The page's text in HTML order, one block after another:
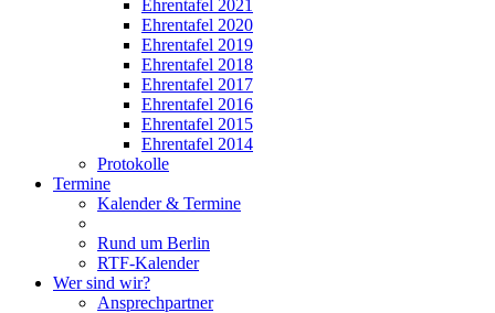
Ehrentafel 2021
Ehrentafel 2020
Ehrentafel 2019
Ehrentafel 2018
Ehrentafel 2017
Ehrentafel 2016
Ehrentafel 2015
Ehrentafel 2014
Protokolle
Termine
Kalender & Termine
Rund um Berlin
RTF-Kalender
Wer sind wir?
Ansprechpartner